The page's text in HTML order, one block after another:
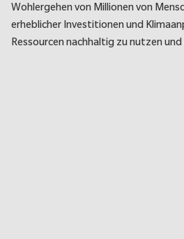
Wohlergehen von Millionen von
erheblicher Investitionen und
Ressourcen nachhaltig zu nutzen